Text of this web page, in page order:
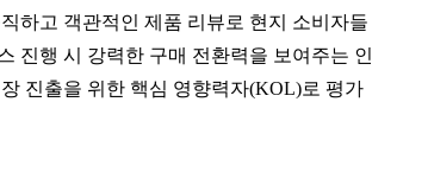
하고 객관적인 제품 리뷰로 현지 소비자들
진행 시 강력한 구매 전환력을 보여주는 인
진출을 위한 핵심 영향력자(KOL)로 평가